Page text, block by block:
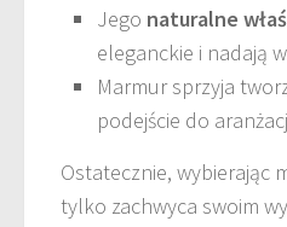
Jego naturalne
eleganckie i nadają
Marmur sprzyja
podejście do
Ostatecznie, wybierając
tylko zachwyca swoim